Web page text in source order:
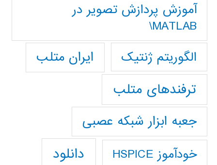
آموزش پردازش تصوير در
MATLAB\
الگوریتم ژنتیک
ایران متلب
ترفندهای متلب
جعبه ابزار شبکه عصبی
خودآموز HSPICE دانلود